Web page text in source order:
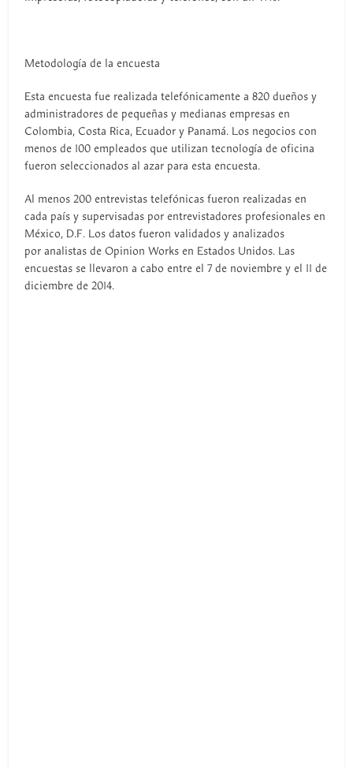
Metodología de la encuesta
Esta encuesta fue realizada telefónicamente a 820 dueños y
administradores de pequeñas y medianas empresas en
Colombia, Costa Rica, Ecuador y Panamá. Los negocios con
menos de 100 empleados que utilizan tecnología de oficina
fueron seleccionados al azar para esta encuesta.
Al menos 200 entrevistas telefónicas fueron realizadas en
cada país y supervisadas por entrevistadores profesionales en
México, D.F. Los datos fueron validados y analizados
por analistas de Opinion Works en Estados Unidos. Las
encuestas se llevaron a cabo entre el 7 de noviembre y el 11 de
diciembre de 2014.